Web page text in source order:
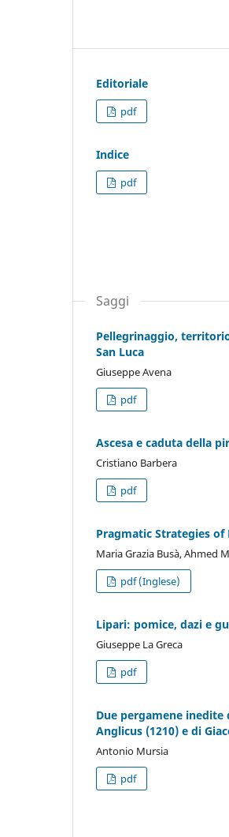
Editoriale
pdf
Indice
pdf
Saggi
Pellegrinaggio,
San Luca
Giuseppe Avena
pdf
Ascesa e caduta della
Cristiano Barbera
pdf
Pragmatic Strategies
Maria Grazia Busà, Ahmed
pdf (Inglese)
Lipari: pomice, dazi e
Giuseppe La Greca
pdf
Due pergamene inedite
Anglicus (1210) e di
Antonio Mursia
pdf